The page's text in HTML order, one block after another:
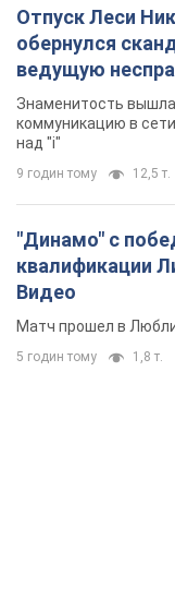
Отпуск Леси
обернулся
ведущую
Знаменитость
коммуникацию в
над "i"
9 годин тому 12,5 т.
"Динамо" с
квалификации
Видео
Матч прошел в
5 годин тому 1,8 т.